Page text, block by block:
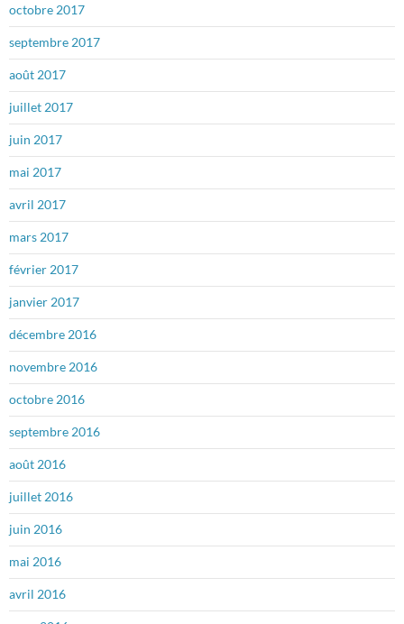
octobre 2017
septembre 2017
août 2017
juillet 2017
juin 2017
mai 2017
avril 2017
mars 2017
février 2017
janvier 2017
décembre 2016
novembre 2016
octobre 2016
septembre 2016
août 2016
juillet 2016
juin 2016
mai 2016
avril 2016